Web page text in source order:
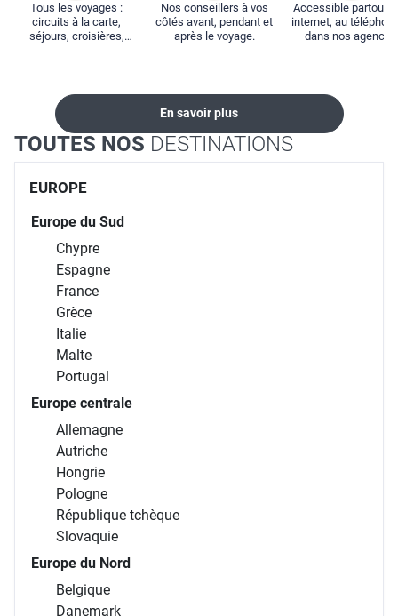
Tous les voyages :
circuits à la carte,
séjours, croisières,
Nos conseillers à vos
côtés avant, pendant et
après le voyage.
Accessible partout :
internet, au
dans nos
En savoir plus
TOUTES NOS DESTINATIONS
EUROPE
Europe du Sud
Chypre
Espagne
France
Grèce
Italie
Malte
Portugal
Europe centrale
Allemagne
Autriche
Hongrie
Pologne
République tchèque
Slovaquie
Europe du Nord
Belgique
Danemark